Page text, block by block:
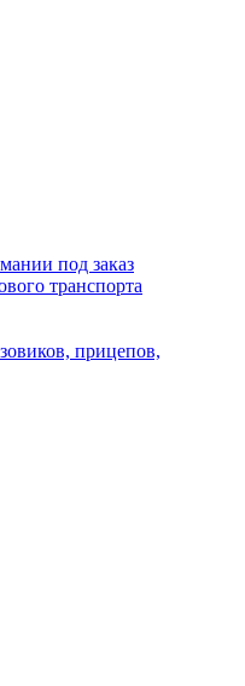
под заказ
транспорта
прицепов,